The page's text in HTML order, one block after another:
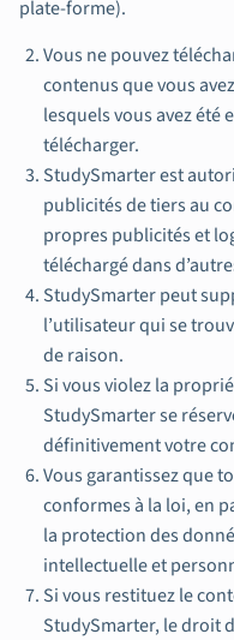
plate-forme).
Vous ne pouvez
contenus que vous
lesquels vous avez été
télécharger.
StudySmarter est
publicités de tiers au
propres publicités et
téléchargé dans
StudySmarter peut
l’utilisateur qui se
de raison.
Si vous violez la
StudySmarter se
définitivement votre
Vous garantissez que
conformes à la loi, en
la protection des
intellectuelle et
Si vous restituez le
StudySmarter, le droit